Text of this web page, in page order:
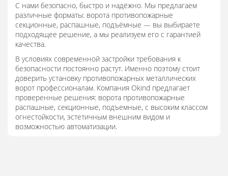
С нами безопасно, быстро и надёжно. Мы предлагаем
различные форматы: ворота противопожарные
секционные, распашные, подъёмные — вы выбираете
подходящее решение, а мы реализуем его с гарантией
качества.
В условиях современной застройки требования к
безопасности постоянно растут. Именно поэтому стоит
доверить установку противопожарных металлических
ворот профессионалам. Компания Okind предлагает
проверенные решения: ворота противопожарные
распашные, секционные, подъемные, с высоким классом
огнестойкости, эстетичным внешним видом и
возможностью автоматизации.